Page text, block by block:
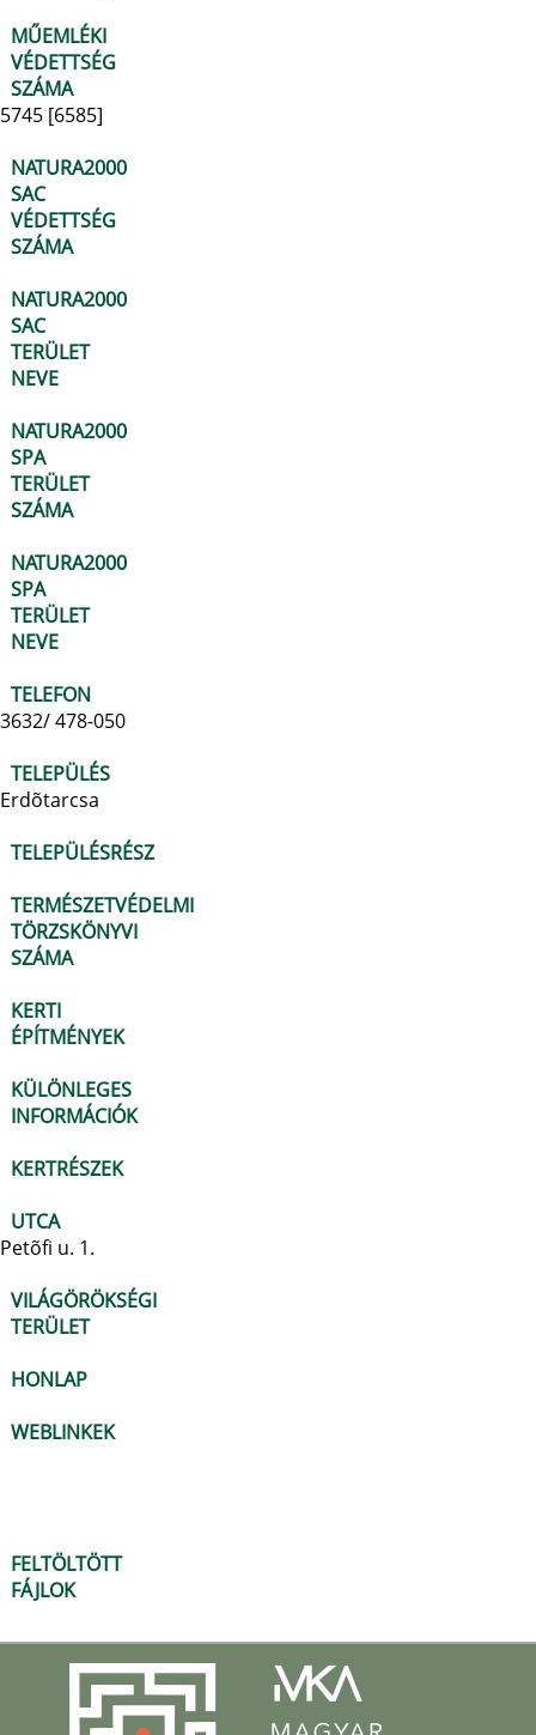
MŰEMLÉKI
VÉDETTSÉG
SZÁMA
5745 [6585]
NATURA2000
SAC
VÉDETTSÉG
SZÁMA
NATURA2000
SAC
TERÜLET
NEVE
NATURA2000
SPA
TERÜLET
SZÁMA
NATURA2000
SPA
TERÜLET
NEVE
TELEFON
3632/ 478-050
TELEPÜLÉS
Erdõtarcsa
TELEPÜLÉSRÉSZ
TERMÉSZETVÉDELMI
TÖRZSKÖNYVI
SZÁMA
KERTI
ÉPÍTMÉNYEK
KÜLÖNLEGES
INFORMÁCIÓK
KERTRÉSZEK
UTCA
Petõfi u. 1.
VILÁGÖRÖKSÉGI
TERÜLET
HONLAP
WEBLINKEK
FELTÖLTÖTT
FÁJLOK